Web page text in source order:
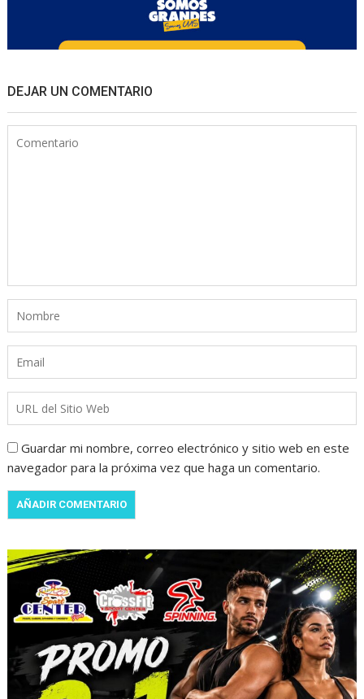
DEJAR UN COMENTARIO
Guardar mi nombre, correo electrónico y sitio web en este
navegador para la próxima vez que haga un comentario.